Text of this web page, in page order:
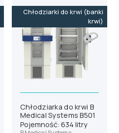
Chłodziarki do krwi (banki
krwi)
Chłodziarka do krwi B
Medical Systems B501
Pojemność: 634 litry